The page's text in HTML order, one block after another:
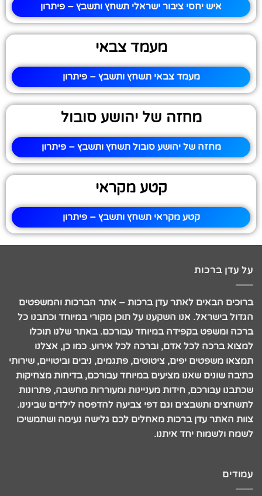
איש יחסי ציבור ישראלי תשחץ ותשבץ – פיתרון
מעמד צבאי
מעמד צבאי תשחץ ותשבץ – פיתרון
מחזה של יהושע סובול
מחזה של יהושע סובול תשחץ ותשבץ – פיתרון
קטע מקראי
קטע מקראי תשחץ ותשבץ – פיתרון
על עדן ברכות
ברוכים הבאים לאתר עדן ברכות – אתר הברכות והמשפטים
הגדול בישראל. אנו השקענו על תוכן מקורי במיוחד וכתבנו כל
ברכה ומשפט בקפידה במיוחד עבורכם. באתר שלנו תוכלו
למצוא ברכה לכל אדם, וברכה לכל אירוע. כמו כן, אצלנו
תמצאו משפטים יפים, ציטוטים, פתגמים, ניבים וביטויים, שירותי
כתיבה שונים שאנו מציעים במיוחד עבורכם, בדיחות מצחיקות
שכתבנו עבורכם, חידות מעניינות ומעוררות מחשבה, פתרונות
לתשחצים ותשבצים וגם דפי צביעה להדפסה לילדים שבינינו.
צוות האתר עדן ברכות מאחלים לכם גלישה נעימה ושתמשיכו
לשמח ולשמוח יחד איתנו.
עמודים